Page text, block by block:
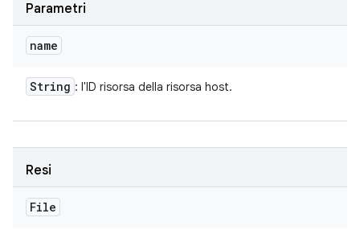
Parametri
name
String : l'ID risorsa della risorsa host.
Resi
File